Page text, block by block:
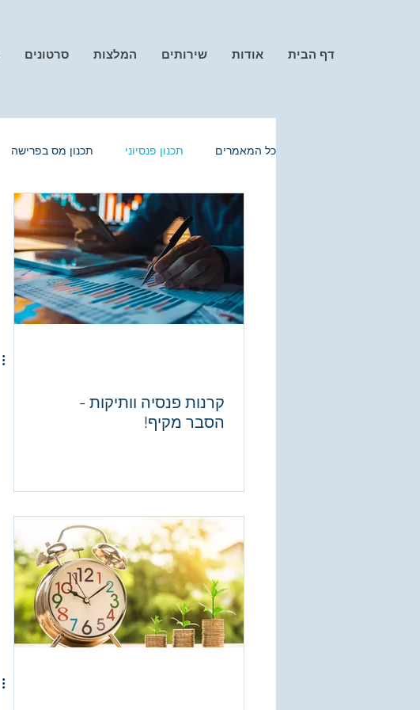
דף הבית אודות שירותים המלצות סרטונים
כל המאמרים תכנון פנסיוני תכנון מס בפרישה
קרנות פנסיה וותיקות -
הסבר מקיף!